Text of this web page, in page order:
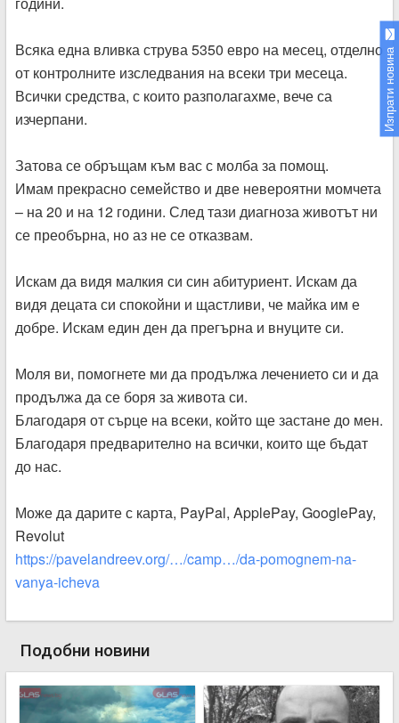
Всяка една вливка струва 5350 евро на месец, отделно
от контролните изследвания на всеки три месеца.
Всички средства, с които разполагахме, вече са
изчерпани.
Затова се обръщам към вас с молба за помощ.
Имам прекрасно семейство и две невероятни момчета
– на 20 и на 12 години. След тази диагноза животът ни
се преобърна, но аз не се отказвам.
Искам да видя малкия си син абитуриент. Искам да
видя децата си спокойни и щастливи, че майка им е
добре. Искам един ден да прегърна и внуците си.
Моля ви, помогнете ми да продължа лечението си и да
продължа да се боря за живота си.
Благодаря от сърце на всеки, който ще застане до мен.
Благодаря предварително на всички, които ще бъдат
до нас.
Може да дарите с карта, PayPal, ApplePay, GooglePay,
Revolut
https://pavelandreev.org/…/camp…/da-pomognem-na-
vanya-icheva
Подобни новини
Изпрати новина